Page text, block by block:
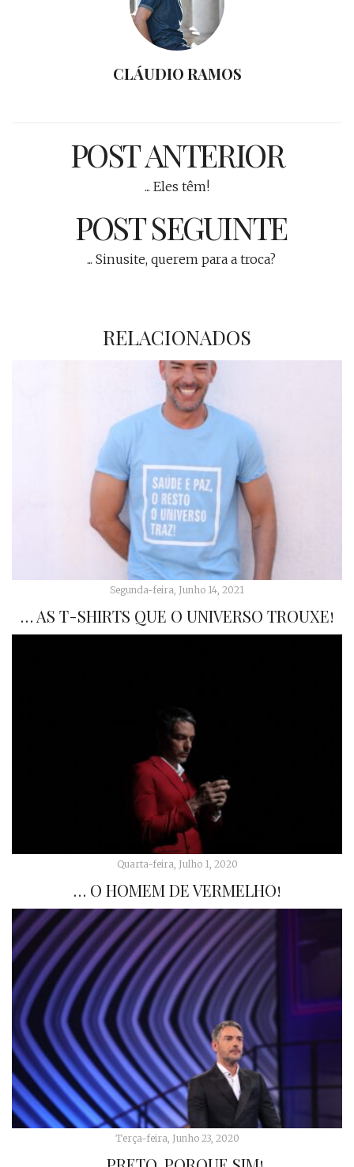
CLÁUDIO RAMOS
POST ANTERIOR
... Eles têm!
POST SEGUINTE
... Sinusite, querem para a troca?
RELACIONADOS
Segunda-feira, Junho 14, 2021
… AS T-SHIRTS QUE O UNIVERSO TROUXE!
Quarta-feira, Julho 1, 2020
… O HOMEM DE VERMELHO!
Terça-feira, Junho 23, 2020